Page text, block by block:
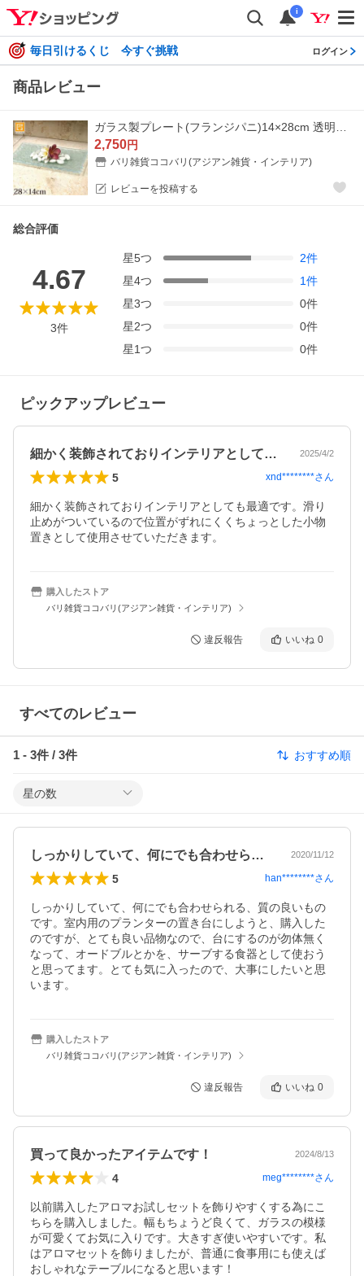
i
毎日引けるくじ 今すぐ挑戦 ログイン
商品レビュー
2,750円
バリ雑貨ココバリ(アジアン雑貨・インテリア)
レビューを投稿する
総合評価
4.67
3件
星5つ 2件
星4つ 1件
星3つ 0件
星2つ 0件
星1つ 0件
ピックアップレビュー
細かく装飾されておりインテリアとしても… 2025/4/2
5 xnd********さん
細かく装飾されておりインテリアとしても最適です。滑り
止めがついているので位置がずれにくくちょっとした小物
置きとして使用させていただきます。
購入したストア
バリ雑貨ココバリ(アジアン雑貨・インテリア)
違反報告 いいね 0
すべてのレビュー
1 - 3件 / 3件 おすすめ順
星の数
しっかりしていて、何にでも合わせられる… 2020/11/12
5 han********さん
しっかりしていて、何にでも合わせられる、質の良いもの
です。室内用のプランターの置き台にしようと、購入した
のですが、とても良い品物なので、台にするのが勿体無く
なって、オードブルとかを、サーブする食器として使おう
と思ってます。とても気に入ったので、大事にしたいと思
います。
購入したストア
バリ雑貨ココバリ(アジアン雑貨・インテリア)
違反報告 いいね 0
買って良かったアイテムです！ 2024/8/13
4 meg********さん
以前購入したアロマお試しセットを飾りやすくする為にこ
ちらを購入しました。幅もちょうど良くて、ガラスの模様
が可愛くてお気に入りです。大きすぎ使いやすいです。私
はアロマセットを飾りましたが、普通に食事用にも使えば
おしゃれなテーブルになると思います！